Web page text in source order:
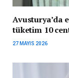
Avusturya’da
tüketim 10
27 MAYIS 2026